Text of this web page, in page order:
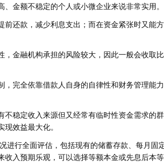
金额不稳定的个人或小微企业来说非常实用。
前还款，减少利息支出；而在资金紧张时又能
，金融机构承担的风险较大，因此一般会收取
，完全依靠借款人自身的自律性和财务管理能
不稳定收入来源但又经常有临时性资金需求的
效益最大化。
进行全面评估，包括现有的储蓄存款、每月固
收入预期乐观，可以选择等额本金或先息后本